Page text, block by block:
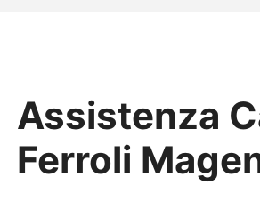
Assistenza
Ferroli